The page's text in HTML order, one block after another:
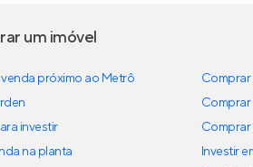
Anunciar
um imóvel
próximo ao Metrô
investir
na planta
Comprar
Investir